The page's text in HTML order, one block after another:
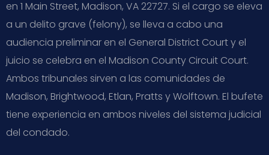
en 1 Main Street, Madison, VA 22727. Si el cargo se eleva
a un delito grave (felony), se lleva a cabo una
audiencia preliminar en el General District Court y el
juicio se celebra en el Madison County Circuit Court.
Ambos tribunales sirven a las comunidades de
Madison, Brightwood, Etlan, Pratts y Wolftown. El bufete
tiene experiencia en ambos niveles del sistema judicial
del condado.